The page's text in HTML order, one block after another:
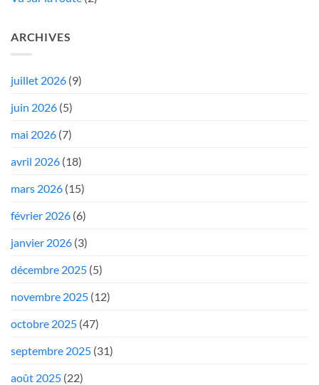
ARCHIVES
juillet 2026 (9)
juin 2026 (5)
mai 2026 (7)
avril 2026 (18)
mars 2026 (15)
février 2026 (6)
janvier 2026 (3)
décembre 2025 (5)
novembre 2025 (12)
octobre 2025 (47)
septembre 2025 (31)
août 2025 (22)